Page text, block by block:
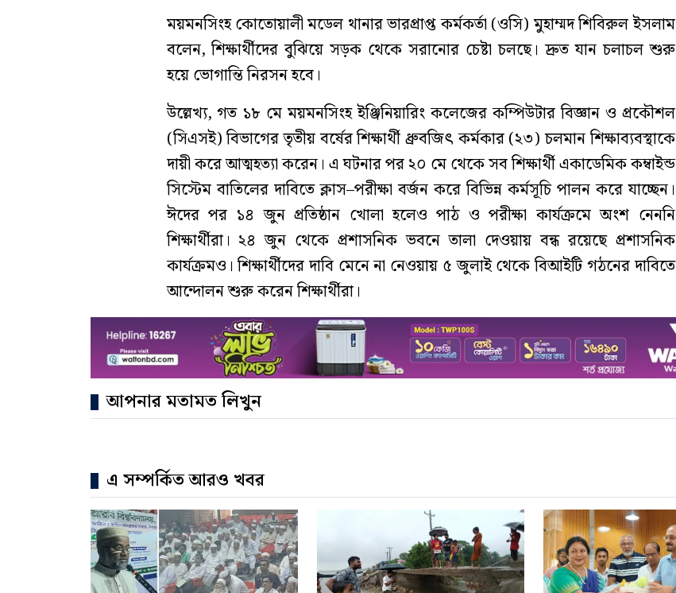
ময়মনসিংহ কোতোয়ালী মডেল থানার ভারপ্রাপ্ত কর্মকর্তা (ওসি) মুহাম্মদ শিবিরুল ইসলাম
বলেন, শিক্ষার্থীদের বুঝিয়ে সড়ক থেকে সরানোর চেষ্টা চলছে। দ্রুত যান চলাচল শুরু
হয়ে ভোগান্তি নিরসন হবে।
উল্লেখ্য, গত ১৮ মে ময়মনসিংহ ইঞ্জিনিয়ারিং কলেজের কম্পিউটার বিজ্ঞান ও প্রকৌশল
(সিএসই) বিভাগের তৃতীয় বর্ষের শিক্ষার্থী ধ্রুবজিৎ কর্মকার (২৩) চলমান শিক্ষাব্যবস্থাকে
দায়ী করে আত্মহত্যা করেন। এ ঘটনার পর ২০ মে থেকে সব শিক্ষার্থী একাডেমিক কম্বাইন্ড
সিস্টেম বাতিলের দাবিতে ক্লাস–পরীক্ষা বর্জন করে বিভিন্ন কর্মসূচি পালন করে যাচ্ছেন।
ঈদের পর ১৪ জুন প্রতিষ্ঠান খোলা হলেও পাঠ ও পরীক্ষা কার্যক্রমে অংশ নেননি
শিক্ষার্থীরা। ২৪ জুন থেকে প্রশাসনিক ভবনে তালা দেওয়ায় বন্ধ রয়েছে প্রশাসনিক
কার্যক্রমও। শিক্ষার্থীদের দাবি মেনে না নেওয়ায় ৫ জুলাই থেকে বিআইটি গঠনের দাবিতে
আন্দোলন শুরু করেন শিক্ষার্থীরা।
আপনার মতামত লিখুন
এ সম্পর্কিত আরও খবর